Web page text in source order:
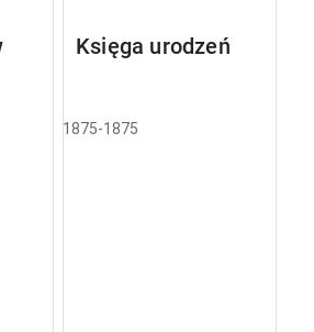
Księga urodzeń
1875-1875